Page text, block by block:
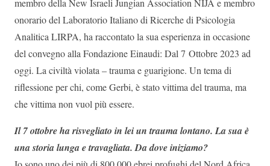
membro della New Israeli Jungian Association NIJA e membro
onorario del Laboratorio Italiano di Ricerche di Psicologia
Analitica LIRPA, ha raccontato la sua esperienza in occasione
del convegno alla Fondazione Einaudi: Dal 7 Ottobre 2023 ad
oggi. La civiltà violata – trauma e guarigione. Un tema di
riflessione per chi, come Gerbi, è stato vittima del trauma, ma
che vittima non vuol più essere.
Il 7 ottobre ha risvegliato in lei un trauma lontano. La sua è
una storia lunga e travagliata. Da dove iniziamo?